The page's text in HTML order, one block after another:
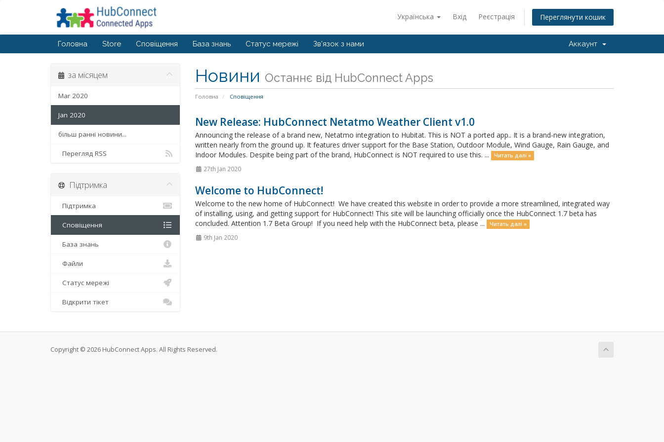
Українська Вхід Реєстрація Переглянути кошик
Головна Store Сповіщення База знань Статус мережі Зв'язок з нами Аккаунт
Новини Останнє від HubConnect Apps
Головна Сповіщення
за місяцем
Mar 2020
Jan 2020
більш ранні новини...
Перегляд RSS
New Release: HubConnect Netatmo Weather Client v1.0
Announcing the release of a brand new, Netatmo integration to Hubitat. This is NOT a ported app.. It is a brand-new integration,
written nearly from the ground up. It features driver support for the Base Station, Outdoor Module, Wind Gauge, Rain Gauge, and
Indoor Modules. Despite being part of the brand, HubConnect is NOT required to use this. ...
Читать далі »
27th Jan 2020
Welcome to HubConnect!
Welcome to the new home of HubConnect! We have created this website in order to provide a more streamlined, integrated way
of installing, using, and getting support for HubConnect! This site will be launching officially once the HubConnect 1.7 beta has
concluded. Attention 1.7 Beta Group! If you need help with the HubConnect beta, please ...
Читать далі »
9th Jan 2020
Підтримка
Підтримка
Сповіщення
База знань
Файли
Статус мережі
Відкрити тікет
Copyright © 2026 HubConnect Apps. All Rights Reserved.